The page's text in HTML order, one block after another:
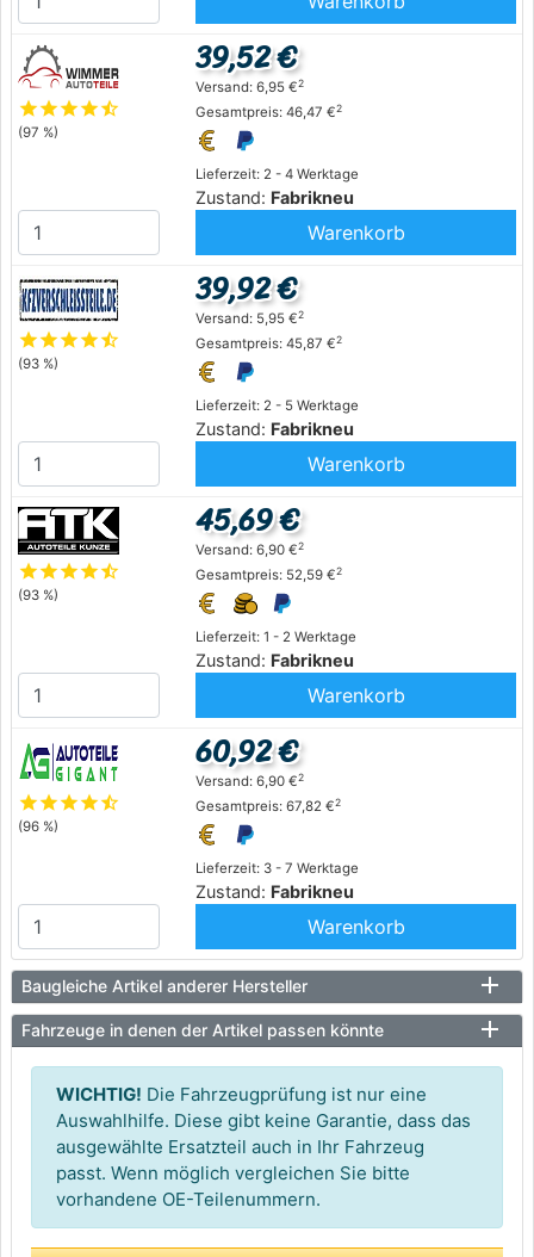
starstarstarstarstar_half
(97 %)
Lieferzeit: 2 - 4 Werktage
Zustand: Fabrikneu
39,52 €
Versand: 6,95 €2
Gesamtpreis: 46,47 €2
Warenkorb
starstarstarstarstar_half
(93 %)
Lieferzeit: 2 - 5 Werktage
Zustand: Fabrikneu
39,92 €
Versand: 5,95 €2
Gesamtpreis: 45,87 €2
Warenkorb
starstarstarstarstar_half
(93 %)
Lieferzeit: 1 - 2 Werktage
Zustand: Fabrikneu
45,69 €
Versand: 6,90 €2
Gesamtpreis: 52,59 €2
Warenkorb
starstarstarstarstar_half
(96 %)
Lieferzeit: 3 - 7 Werktage
Zustand: Fabrikneu
60,92 €
Versand: 6,90 €2
Gesamtpreis: 67,82 €2
Warenkorb
Baugleiche Artikel anderer Hersteller
Fahrzeuge in denen der Artikel passen könnte
WICHTIG! Die Fahrzeugprüfung ist nur eine
Auswahlhilfe. Diese gibt keine Garantie, dass das
ausgewählte Ersatzteil auch in Ihr Fahrzeug
passt. Wenn möglich vergleichen Sie bitte
vorhandene OE-Teilenummern.